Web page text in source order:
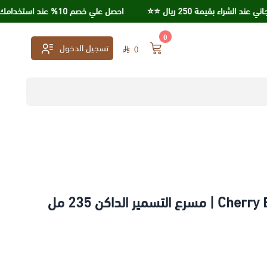
250 ريال ⭐️⭐️ احصل علي خصم 10% عند استخدامك كود خصم KSA95
0
0 تسجيل الدخول